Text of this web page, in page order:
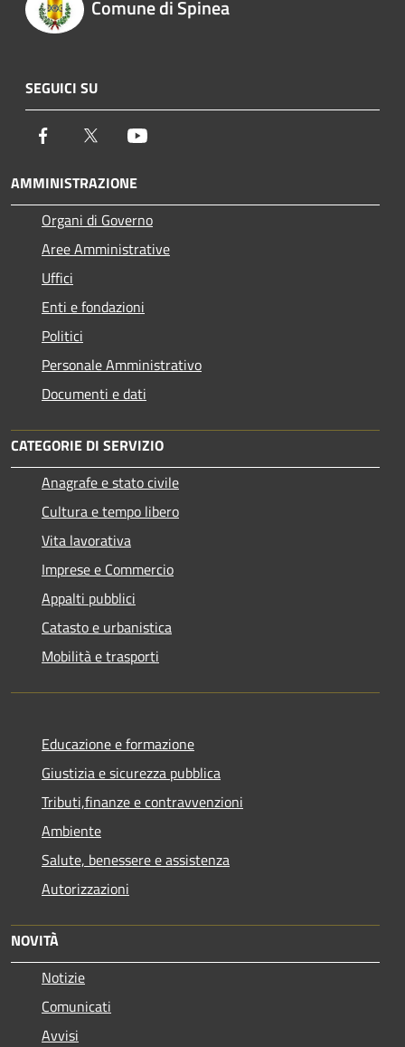
Comune di Spinea
SEGUICI SU
Facebook Twitter
AMMINISTRAZIONE
Organi di Governo
Aree Amministrative
Uffici
Enti e fondazioni
Politici
Personale Amministrativo
Documenti e dati
CATEGORIE DI SERVIZIO
Anagrafe e stato civile
Cultura e tempo libero
Vita lavorativa
Imprese e Commercio
Appalti pubblici
Catasto e urbanistica
Mobilità e trasporti
Educazione e formazione
Giustizia e sicurezza pubblica
Tributi,finanze e contravvenzioni
Ambiente
Salute, benessere e assistenza
Autorizzazioni
NOVITÀ
Notizie
Comunicati
Avvisi